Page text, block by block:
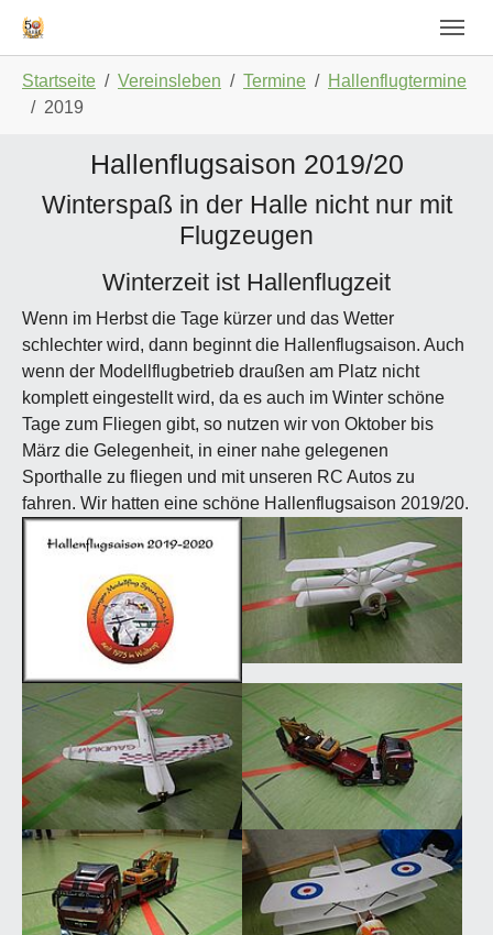
Startseite Vereinsleben Termine
Hallenflugtermine
2019
Show larger version for:
Show larger version for: Show larger version for:
Show larger version for: Show larger version for:
Hallenflugsaison 2019/20
Winterspaß in der Halle nicht nur mit
Flugzeugen
Winterzeit ist Hallenflugzeit
Wenn im Herbst die Tage kürzer und das Wetter
schlechter wird, dann beginnt die Hallenflugsaison. Auch
wenn der Modellflugbetrieb draußen am Platz nicht
komplett eingestellt wird, da es auch im Winter schöne
Tage zum Fliegen gibt, so nutzen wir von Oktober bis
März die Gelegenheit, in einer nahe gelegenen
Sporthalle zu fliegen und mit unseren RC Autos zu
fahren. Wir hatten eine schöne Hallenflugsaison 2019/20.